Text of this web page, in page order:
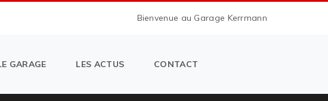
Bienvenue au Garage Kerrmann
GARAGE LES ACTUS CONTACT